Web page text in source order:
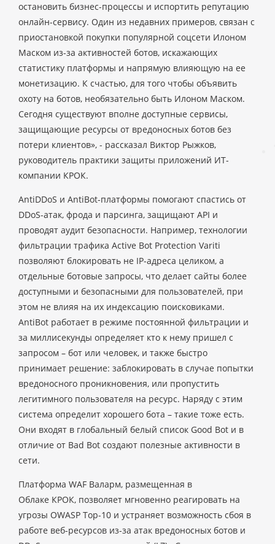
остановить бизнес-процессы и испортить репутацию
онлайн-сервису. Один из недавних примеров, связан с
приостановкой покупки популярной соцсети Илоном
Маском из-за активностей ботов, искажающих
статистику платформы и напрямую влияющую на ее
монетизацию. К счастью, для того чтобы объявить
охоту на ботов, необязательно быть Илоном Маском.
Сегодня существуют вполне доступные сервисы,
защищающие ресурсы от вредоносных ботов без
потери клиентов», - рассказал Виктор Рыжков,
руководитель практики защиты приложений ИТ-
компании КРОК.
AntiDDoS и AntiBot-платформы помогают спастись от
DDoS-атак, фрода и парсинга, защищают API и
проводят аудит безопасности. Например, технологии
фильтрации трафика Active Bot Protection Variti
позволяют блокировать не IP-адреса целиком, а
отдельные ботовые запросы, что делает сайты более
доступными и безопасными для пользователей, при
этом не влияя на их индексацию поисковиками.
AntiBot работает в режиме постоянной фильтрации и
за миллисекунды определяет кто к нему пришел с
запросом – бот или человек, и также быстро
принимает решение: заблокировать в случае попытки
вредоносного проникновения, или пропустить
легитимного пользователя на ресурс. Наряду с этим
система определит хорошего бота – такие тоже есть.
Они входят в глобальный белый список Good Bot и в
отличие от Bad Bot создают полезные активности в
сети.
Платформа WAF Валарм, размещенная в
Облаке КРОК, позволяет мгновенно реагировать на
угрозы OWASP Top-10 и устраняет возможность сбоя в
работе веб-ресурсов из-за атак вредоносных ботов и